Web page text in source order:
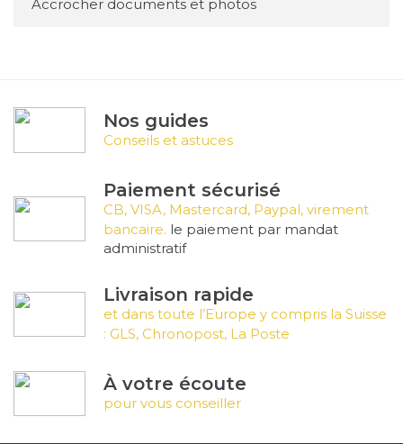
Accrocher documents et photos
Nos guides
Conseils et astuces
Paiement sécurisé
CB, VISA, Mastercard, Paypal, virement
bancaire. le paiement par mandat
administratif
Livraison rapide
et dans toute l’Europe y compris la Suisse
: GLS, Chronopost, La Poste
À votre écoute
pour vous conseiller